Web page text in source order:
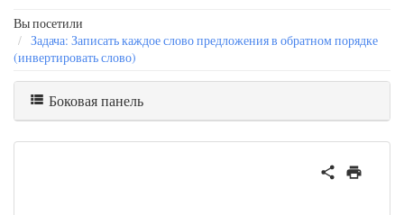
Вы посетили
Задача: Записать каждое слово предложения в обратном порядке
(инвертировать слово)
Боковая панель